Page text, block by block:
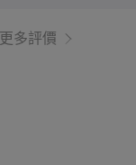
更多評價